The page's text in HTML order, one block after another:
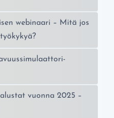
webinaari – Mitä jos
vuonna 2025 –